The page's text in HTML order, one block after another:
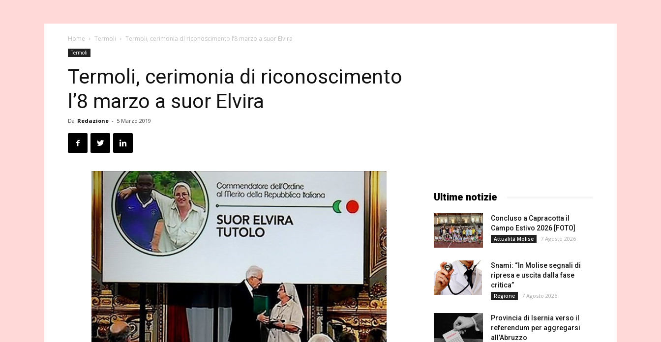
Home Termoli Termoli, cerimonia di riconoscimento l’8 marzo a suor Elvira
Termoli
Termoli, cerimonia di riconoscimento
l’8 marzo a suor Elvira
Da Redazione - 5 Marzo 2019
Ultime notizie
Concluso a Capracotta il
Campo Estivo 2026 [FOTO]
Attualità Molise 7 Agosto 2026
Snami: “In Molise segnali di
ripresa e uscita dalla fase
critica”
Regione 7 Agosto 2026
Provincia di Isernia verso il
referendum per aggregarsi
all’Abruzzo